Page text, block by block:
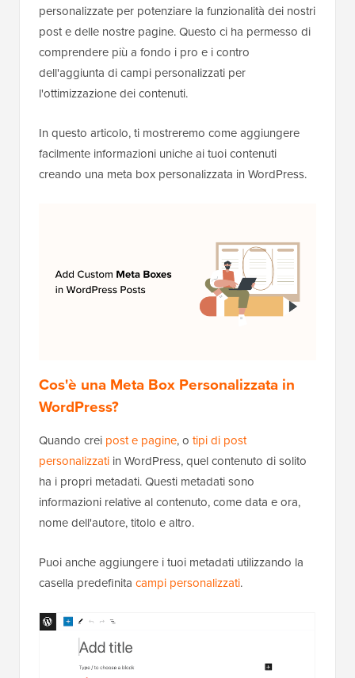
personalizzate per potenziare la funzionalità dei nostri
post e delle nostre pagine. Questo ci ha permesso di
comprendere più a fondo i pro e i contro
dell'aggiunta di campi personalizzati per
l'ottimizzazione dei contenuti.
In questo articolo, ti mostreremo come aggiungere
facilmente informazioni uniche ai tuoi contenuti
creando una meta box personalizzata in WordPress.
Cos'è una Meta Box Personalizzata in
WordPress?
Quando crei post e pagine, o tipi di post
personalizzati in WordPress, quel contenuto di solito
ha i propri metadati. Questi metadati sono
informazioni relative al contenuto, come data e ora,
nome dell'autore, titolo e altro.
Puoi anche aggiungere i tuoi metadati utilizzando la
casella predefinita campi personalizzati.